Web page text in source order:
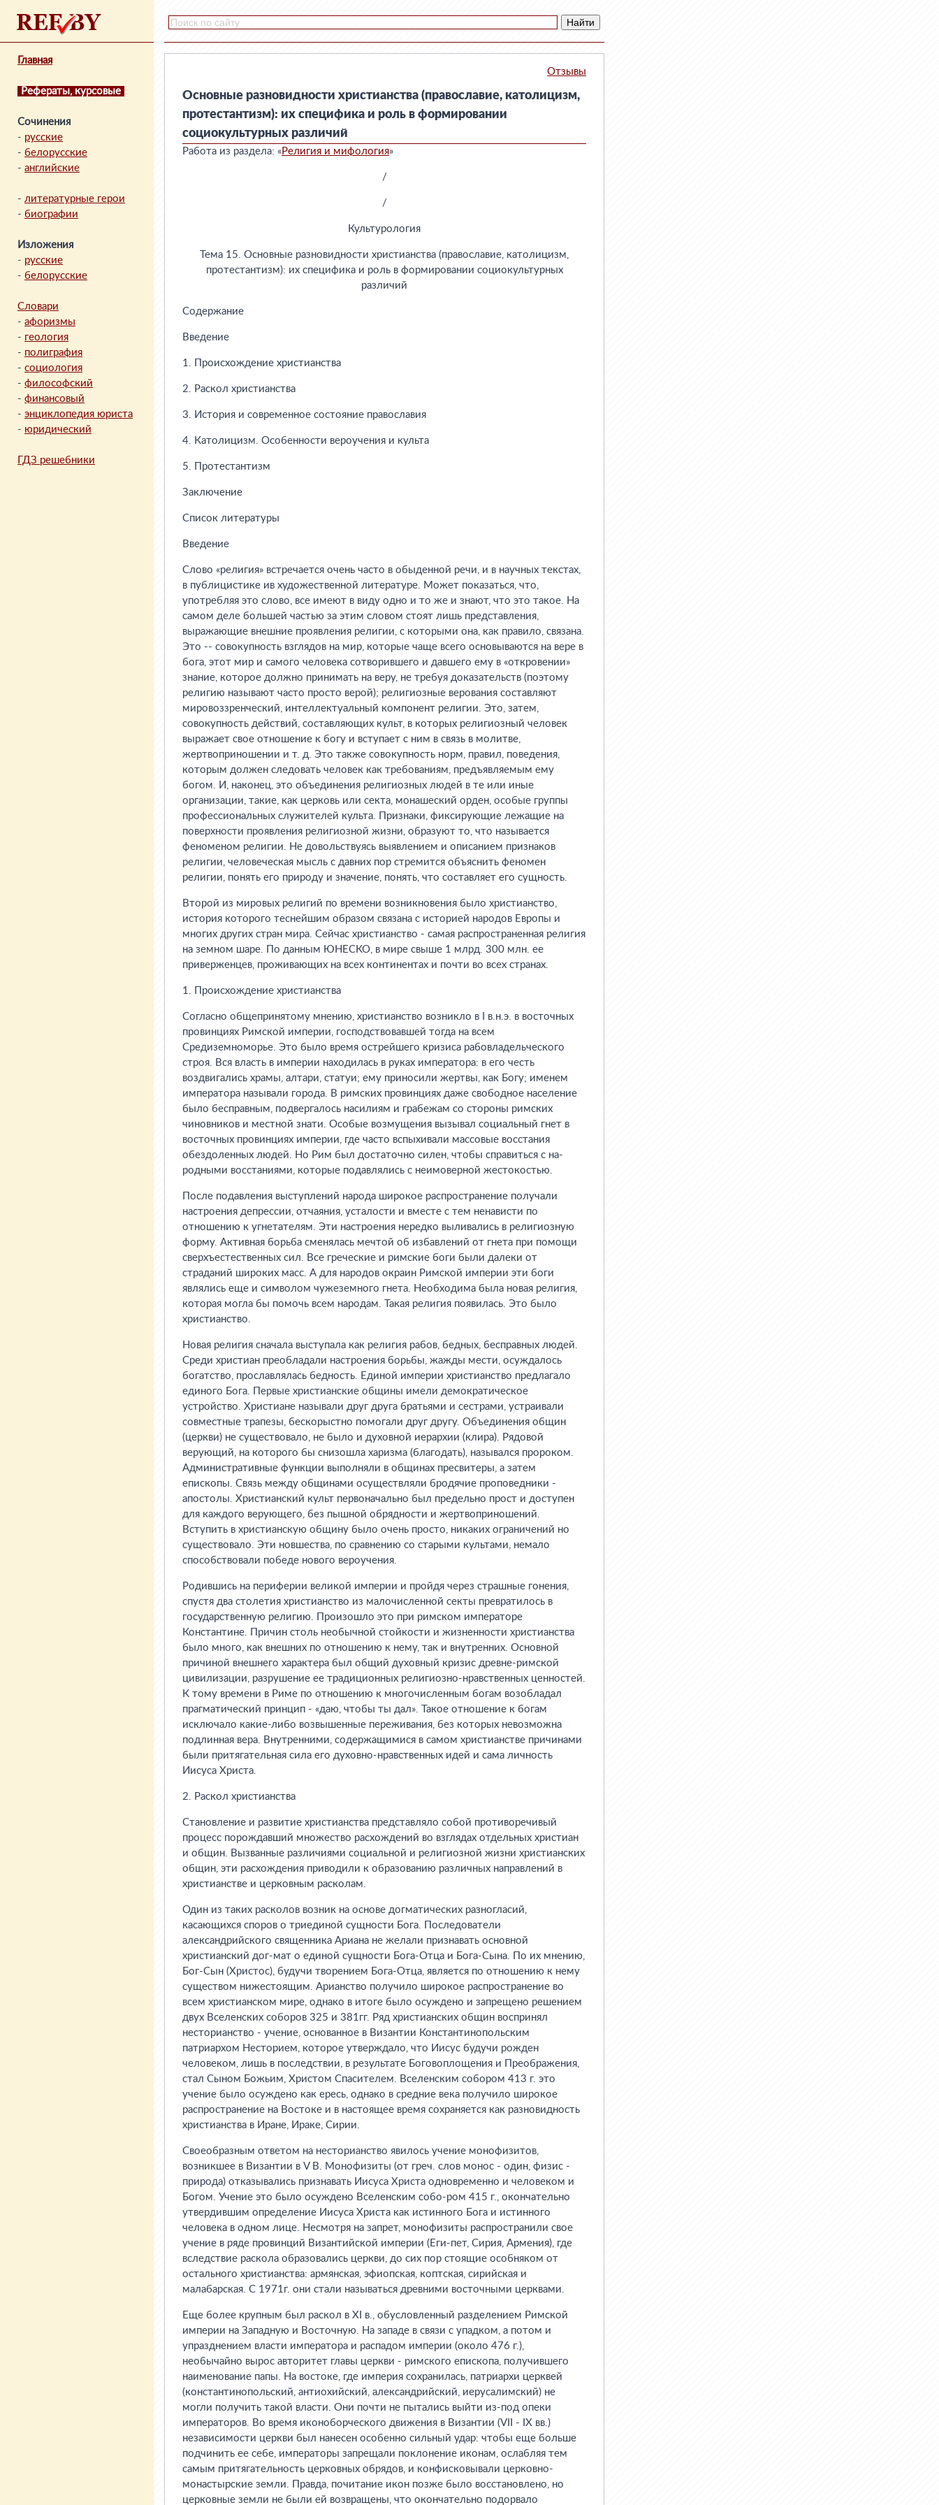
Главная
Рефераты, курсовые
Сочинения
- русские
- белорусские
- английские
- литературные герои
- биографии
Изложения
- русские
- белорусские
Словари
- афоризмы
- геология
- полиграфия
- социология
- философский
- финансовый
- энциклопедия юриста
- юридический
ГДЗ решебники
Отзывы
Основные разновидности христианства (православие, католицизм,
протестантизм): их специфика и роль в формировании
социокультурных различий
Работа из раздела: «Религия и мифология»
/
/
Культурология
Тема 15. Основные разновидности христианства (православие, католицизм,
протестантизм): их специфика и роль в формировании социокультурных
различий
Содержание
Введение
1. Происхождение христианства
2. Раскол христианства
3. История и современное состояние православия
4. Католицизм. Особенности вероучения и культа
5. Протестантизм
Заключение
Список литературы
Введение
Слово «религия» встречается очень часто в обыденной речи, и в научных текстах,
в публицистике ив художественной литературе. Может показаться, что,
употребляя это слово, все имеют в виду одно и то же и знают, что это такое. На
самом деле большей частью за этим словом стоят лишь представления,
выражающие внешние проявления религии, с которыми она, как правило, связана.
Это -- совокупность взглядов на мир, которые чаще всего основываются на вере в
бога, этот мир и самого человека сотворившего и давшего ему в «откровении»
знание, которое должно принимать на веру, не требуя доказательств (поэтому
религию называют часто просто верой); религиозные верования составляют
мировоззренческий, интеллектуальный компонент религии. Это, затем,
совокупность действий, составляющих культ, в которых религиозный человек
выражает свое отношение к богу и вступает с ним в связь в молитве,
жертвоприношении и т. д. Это также совокупность норм, правил, поведения,
которым должен следовать человек как требованиям, предъявляемым ему
богом. И, наконец, это объединения религиозных людей в те или иные
организации, такие, как церковь или секта, монашеский орден, особые группы
профессиональных служителей культа. Признаки, фиксирующие лежащие на
поверхности проявления религиозной жизни, образуют то, что называется
феноменом религии. Не довольствуясь выявлением и описанием признаков
религии, человеческая мысль с давних пор стремится объяснить феномен
религии, понять его природу и значение, понять, что составляет его сущность.
Второй из мировых религий по времени возникновения было христианство,
история которого теснейшим образом связана с историей народов Европы и
многих других стран мира. Сейчас христианство - самая распространенная религия
на земном шаре. По данным ЮНЕСКО, в мире свыше 1 млрд. 300 млн. ее
приверженцев, проживающих на всех континентах и почти во всех странах.
1. Происхождение христианства
Согласно общепринятому мнению, христианство возникло в I в.н.э. в восточных
провинциях Римской империи, господствовавшей тогда на всем
Средиземноморье. Это было время острейшего кризиса рабовладельческого
строя. Вся власть в империи находилась в руках императора: в его честь
воздвигались храмы, алтари, статуи; ему приносили жертвы, как Богу; именем
императора называли города. В римских провинциях даже свободное население
было бесправным, подвергалось насилиям и грабежам со стороны римских
чиновников и местной знати. Особые возмущения вызывал социальный гнет в
восточных провинциях империи, где часто вспыхивали массовые восстания
обездоленных людей. Но Рим был достаточно силен, чтобы справиться с на-
родными восстаниями, которые подавлялись с неимоверной жестокостью.
После подавления выступлений народа широкое распространение получали
настроения депрессии, отчаяния, усталости и вместе с тем ненависти по
отношению к угнетателям. Эти настроения нередко выливались в религиозную
форму. Активная борьба сменялась мечтой об избавлений от гнета при помощи
сверхъестественных сил. Все греческие и римские боги были далеки от
страданий широких масс. А для народов окраин Римской империи эти боги
являлись еще и символом чужеземного гнета. Необходима была новая религия,
которая могла бы помочь всем народам. Такая религия появилась. Это было
христианство.
Новая религия сначала выступала как религия рабов, бедных, бесправных людей.
Среди христиан преобладали настроения борьбы, жажды мести, осуждалось
богатство, прославлялась бедность. Единой империи христианство предлагало
единого Бога. Первые христианские общины имели демократическое
устройство. Христиане называли друг друга братьями и сестрами, устраивали
совместные трапезы, бескорыстно помогали друг другу. Объединения общин
(церкви) не существовало, не было и духовной иерархии (клира). Рядовой
верующий, на которого бы снизошла харизма (благодать), назывался пророком.
Административные функции выполняли в общинах пресвитеры, а затем
епископы. Связь между общинами осуществляли бродячие проповедники -
апостолы. Христианский культ первоначально был предельно прост и доступен
для каждого верующего, без пышной обрядности и жертвоприношений.
Вступить в христианскую общину было очень просто, никаких ограничений но
существовало. Эти новшества, по сравнению со старыми культами, немало
способствовали победе нового вероучения.
Родившись на периферии великой империи и пройдя через страшные гонения,
спустя два столетия христианство из малочисленной секты превратилось в
государственную религию. Произошло это при римском императоре
Константине. Причин столь необычной стойкости и жизненности христианства
было много, как внешних по отношению к нему, так и внутренних. Основной
причиной внешнего характера был общий духовный кризис древне-римской
цивилизации, разрушение ее традиционных религиозно-нравственных ценностей.
К тому времени в Риме по отношению к многочисленным богам возобладал
прагматический принцип - «даю, чтобы ты дал». Такое отношение к богам
исключало какие-либо возвышенные переживания, без которых невозможна
подлинная вера. Внутренними, содержащимися в самом христианстве причинами
были притягательная сила его духовно-нравственных идей и сама личность
Иисуса Христа.
2. Раскол христианства
Становление и развитие христианства представляло собой противоречивый
процесс порождавший множество расхождений во взглядах отдельных христиан
и общин. Вызванные различиями социальной и религиозной жизни христианских
общин, эти расхождения приводили к образованию различных направлений в
христианстве и церковным расколам.
Один из таких расколов возник на основе догматических разногласий,
касающихся споров о триединой сущности Бога. Последователи
александрийского священника Ариана не желали признавать основной
христианский дог-мат о единой сущности Бога-Отца и Бога-Сына. По их мнению,
Бог-Сын (Христос), будучи творением Бога-Отца, является по отношению к нему
существом нижестоящим. Арианство получило широкое распространение во
всем христианском мире, однако в итоге было осуждено и запрещено решением
двух Вселенских соборов 325 и 381гг. Ряд христианских общин воспринял
несторианство - учение, основанное в Византии Константинопольским
патриархом Несторием, которое утверждало, что Иисус будучи рожден
человеком, лишь в последствии, в результате Боговоплощения и Преображения,
стал Сыном Божьим, Христом Спасителем. Вселенским собором 413 г. это
учение было осуждено как ересь, однако в средние века получило широкое
распространение на Востоке и в настоящее время сохраняется как разновидность
христианства в Иране, Ираке, Сирии.
Своеобразным ответом на несторианство явилось учение монофизитов,
возникшее в Византии в V В. Монофизиты (от греч. слов монос - один, физис -
природа) отказывались признавать Иисуса Христа одновременно и человеком и
Богом. Учение это было осуждено Вселенским собо-ром 415 г., окончательно
утвердившим определение Иисуса Христа как истинного Бога и истинного
человека в одном лице. Несмотря на запрет, монофизиты распространили свое
учение в ряде провинций Византийской империи (Еги-пет, Сирия, Армения), где
вследствие раскола образовались церкви, до сих пор стоящие особняком от
остального христианства: армянская, эфиопская, коптская, сирийская и
малабарская. С 1971г. они стали называться древними восточными церквами.
Еще более крупным был раскол в XI в., обусловленный разделением Римской
империи на Западную и Восточную. На западе в связи с упадком, а потом и
упразднением власти императора и распадом империи (около 476 г.),
необычайно вырос авторитет главы церкви - римского епископа, получившего
наименование папы. На востоке, где империя сохранилась, патриархи церквей
(константинопольский, антиохийский, александрийский, иерусалимский) не
могли получить такой власти. Они почти не пытались выйти из-под опеки
императоров. Во время иконоборческого движения в Византии (VII - IX вв.)
независимости церкви был нанесен особенно сильный удар: чтобы еще больше
подчинить ее себе, императоры запрещали поклонение иконам, ослабляя тем
самым притягательность церковных обрядов, и конфисковывали церковно-
монастырские земли. Правда, почитание икон позже было восстановлено, но
церковные земли не были ей возвращены, что окончательно подорвало